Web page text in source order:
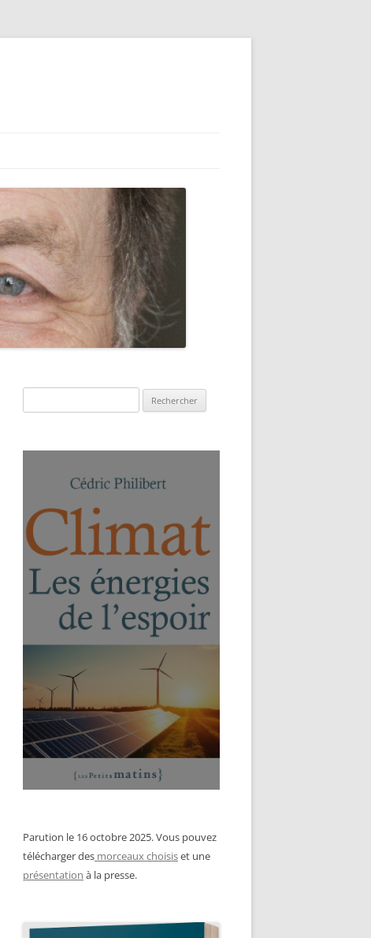
Parution le 16 octobre 2025. Vous pouvez
télécharger des morceaux choisiset une
présentation à la presse.